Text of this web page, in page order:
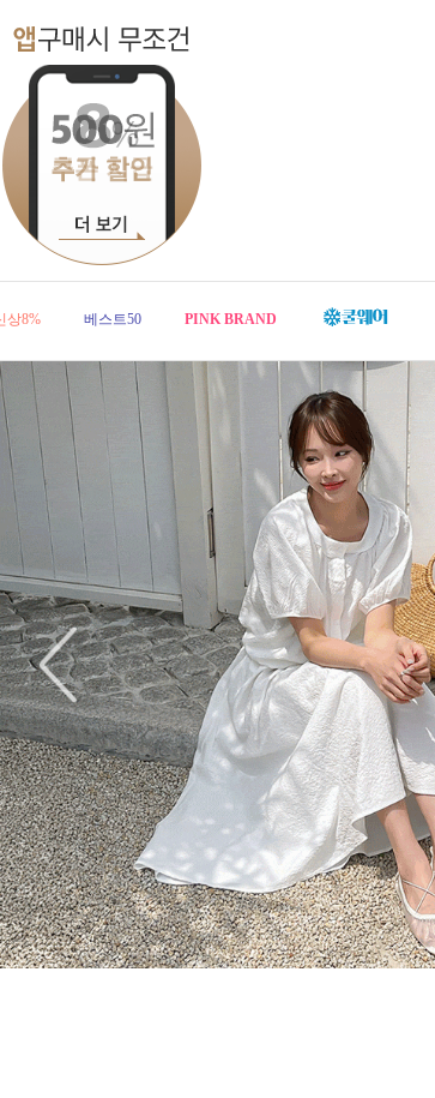
상8% 베스트50 PINK BRAND